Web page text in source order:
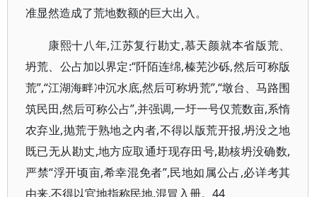
准显然造成了荒地数额的巨大出入。
康熙十八年,江苏复行勘丈,慕天颜就本省版荒、
坍荒、公占加以界定:“阡陌连绵,榛芜沙砾,然后可称版
荒”,“江湖海畔冲沉水底,然后可称坍荒”,“墩台、马路围
筑民田,然后可称公占”,并强调,一圩一号仅荒数亩,系惰
农弃业,抛荒于熟地之内者,不得以版荒开报,坍没之地
既已无从勘丈,地方应取通圩现存田号,勘核坍没确数,
严禁“浮开顷亩,希幸混免者”,民地如属公占,必详考其
由来,不得以官地指称民地,混冒入册。44